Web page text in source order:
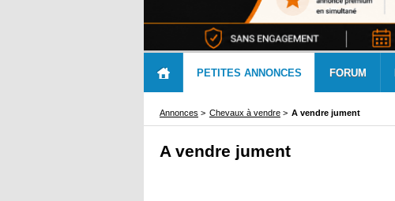
PETITES ANNONCES FORUM
Annonces > Chevaux à vendre > A vendre jument
A vendre jument